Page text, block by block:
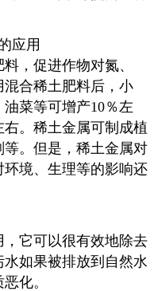
应用
，促进作物对氮、
合稀土肥料后，小
菜等可增产10％左
。稀土金属可制成植
。但是，稀土金属对
境、生理等的影响还
它可以很有效地除去
如果被排放到自然水
化。